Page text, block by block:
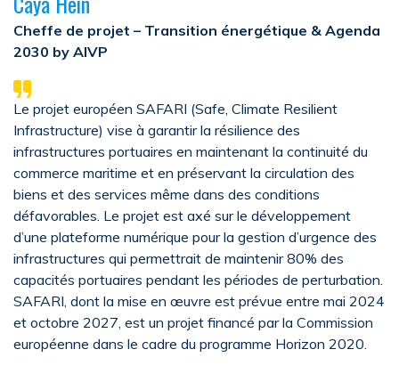
Cheffe de projet – Transition énergétique & Agenda
2030 by AIVP
Le projet européen SAFARI (Safe, Climate Resilient
Infrastructure) vise à garantir la résilience des
infrastructures portuaires en maintenant la continuité du
commerce maritime et en préservant la circulation des
biens et des services même dans des conditions
défavorables. Le projet est axé sur le développement
d’une plateforme numérique pour la gestion d’urgence des
infrastructures qui permettrait de maintenir 80% des
capacités portuaires pendant les périodes de perturbation.
SAFARI, dont la mise en œuvre est prévue entre mai 2024
et octobre 2027, est un projet financé par la Commission
européenne dans le cadre du programme Horizon 2020.